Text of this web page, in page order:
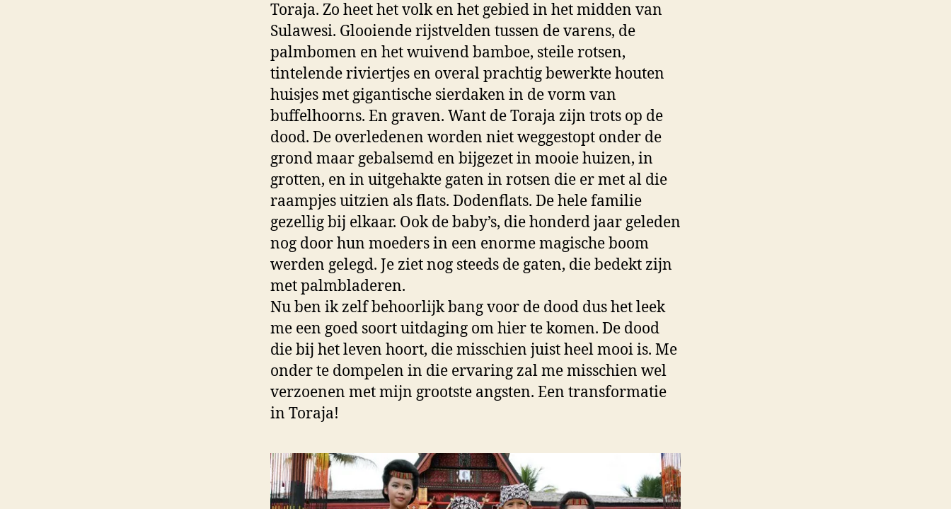
Toraja. Zo heet het volk en het gebied in het midden van
Sulawesi. Glooiende rijstvelden tussen de varens, de
palmbomen en het wuivend bamboe, steile rotsen,
tintelende riviertjes en overal prachtig bewerkte houten
huisjes met gigantische sierdaken in de vorm van
buffelhoorns. En graven. Want de Toraja zijn trots op de
dood. De overledenen worden niet weggestopt onder de
grond maar gebalsemd en bijgezet in mooie huizen, in
grotten, en in uitgehakte gaten in rotsen die er met al die
raampjes uitzien als flats. Dodenflats. De hele familie
gezellig bij elkaar. Ook de baby’s, die honderd jaar geleden
nog door hun moeders in een enorme magische boom
werden gelegd. Je ziet nog steeds de gaten, die bedekt zijn
met palmbladeren.
Nu ben ik zelf behoorlijk bang voor de dood dus het leek
me een goed soort uitdaging om hier te komen. De dood
die bij het leven hoort, die misschien juist heel mooi is. Me
onder te dompelen in die ervaring zal me misschien wel
verzoenen met mijn grootste angsten. Een transformatie
in Toraja!